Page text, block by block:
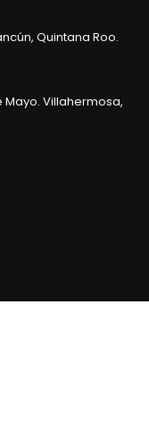
Quintana Roo.
Mayo. Villahermosa,